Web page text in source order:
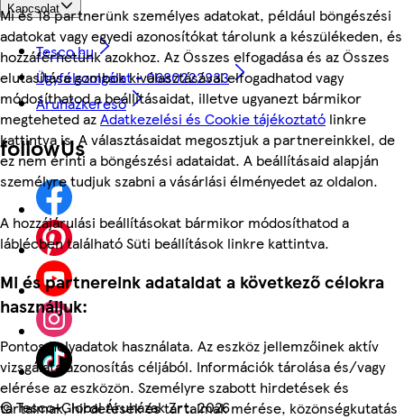
Mi és 18 partnerünk személyes adatokat, például böngészési
adatokat vagy egyedi azonosítókat tárolunk a készülékeden, és
hozzáférhetünk azokhoz. Az Összes elfogadása és az Összes
elutasítása gombok kiválasztásával elfogadhatod vagy
módosíthatod a beállításaidat, illetve ugyanezt bármikor
megteheted azAdatkezelési és Cookie tájékoztató linkre
kattintva is. A választásaidat megosztjuk a partnereinkkel, de
ez nem érinti a böngészési adataidat. A beállításaid alapján
személyre tudjuk szabni a vásárlási élményedet az oldalon.
A hozzájárulási beállításokat bármikor módosíthatod a
láblécben található Süti beállítások linkre kattintva.
Mi és partnereink adataidat a következő célokra
használjuk:
Pontos helyadatok használata. Az eszköz jellemzőinek aktív
vizsgálata azonosítás céljából. Információk tárolása és/vagy
elérése az eszközön. Személyre szabott hirdetések és
tartalmak, hirdetések és tartalmak mérése, közönségkutatás
Kapcsolat
Tesco.hu
Ügyfélszolgálat - 0680222333
Áruházkereső
followUs
©Tesco-Global Áruházak Zrt. 2026